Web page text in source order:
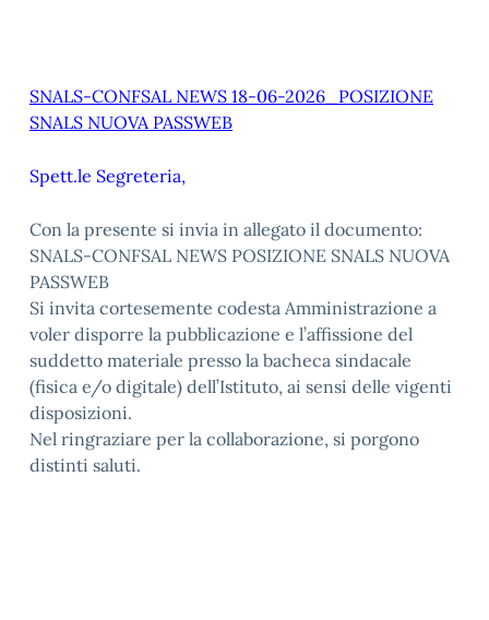
SNALS-CONFSAL NEWS 18-06-2026_POSIZIONE
SNALS NUOVA PASSWEB
Spett.le Segreteria,
Con la presente si invia in allegato il documento:
SNALS-CONFSAL NEWS POSIZIONE SNALS NUOVA
PASSWEB
Si invita cortesemente codesta Amministrazione a
voler disporre la pubblicazione e l’affissione del
suddetto materiale presso la bacheca sindacale
(fisica e/o digitale) dell’Istituto, ai sensi delle vigenti
disposizioni.
Nel ringraziare per la collaborazione, si porgono
distinti saluti.